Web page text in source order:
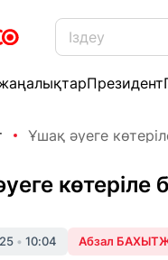
Президент
Ұшақ әуеге
көтеріле
• 10:04 Абзал